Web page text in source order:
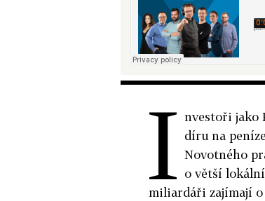
I nvestoři jako
díru na
Novotného
o větší
miliardáři zajímají o